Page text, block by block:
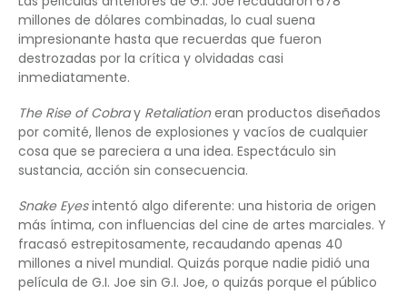
millones de dólares combinadas, lo cual suena
impresionante hasta que recuerdas que fueron
destrozadas por la crítica y olvidadas casi
inmediatamente.
The Rise of Cobray Retaliationeran productos diseñados
por comité, llenos de explosiones y vacíos de cualquier
cosa que se pareciera a una idea. Espectáculo sin
sustancia, acción sin consecuencia.
Snake Eyesintentó algo diferente: una historia de origen
más íntima, con influencias del cine de artes marciales. Y
fracasó estrepitosamente, recaudando apenas 40
millones a nivel mundial. Quizás porque nadie pidió una
película de G.I. Joe sin G.I. Joe, o quizás porque el público